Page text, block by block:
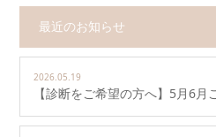
最近のお知らせ
2026.05.19
【診断をご希望の方へ】5月6月